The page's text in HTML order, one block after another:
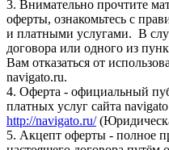
3. Внимательно прочтите
оферты, ознакомьтесь с
и платными услугами. В
договора или одного из
Вам отказаться от
navigato.ru.
4. Оферта - официальный
платных услуг сайта
http://navigato.ru/
5. Акцепт оферты - полное